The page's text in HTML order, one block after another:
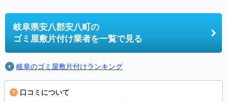
岐阜県安八郡安八町の
ゴミ屋敷片付け業者を一覧で見る
岐阜のゴミ屋敷片付けランキング
口コミについて